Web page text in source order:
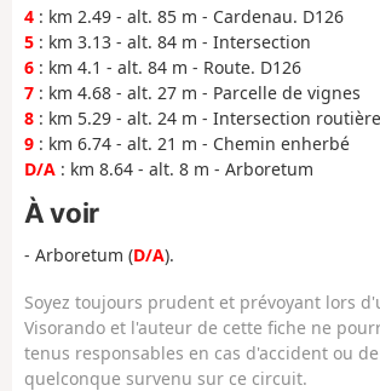
4 : km 2.49 - alt. 85 m - Cardenau. D126
5 : km 3.13 - alt. 84 m - Intersection
6 : km 4.1 - alt. 84 m - Route. D126
7 : km 4.68 - alt. 27 m - Parcelle de vignes
8 : km 5.29 - alt. 24 m - Intersection routière
9 : km 6.74 - alt. 21 m - Chemin enherbé
D/A : km 8.64 - alt. 8 m - Arboretum
À voir
- Arboretum (D/A).
Soyez toujours prudent et prévoyant lors
Visorando et l'auteur de cette fiche ne
tenus responsables en cas d'accident ou
quelconque survenu sur ce circuit.